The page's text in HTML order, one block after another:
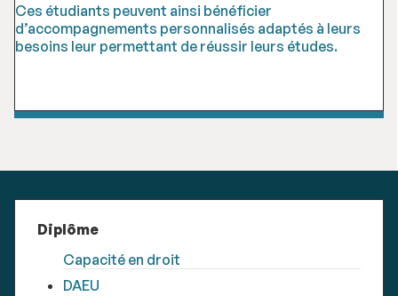
Ces étudiants peuvent ainsi bénéficier
d’accompagnements personnalisés adaptés à leurs
besoins leur permettant de réussir leurs études.
Diplôme
Capacité en droit
DAEU